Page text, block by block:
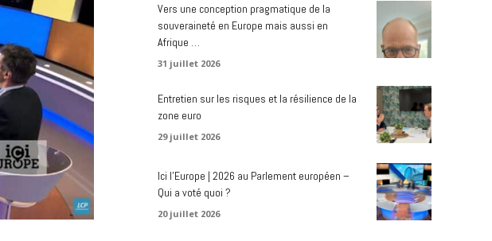
Vers une conception pragmatique de la
souveraineté en Europe mais aussi en
Afrique …
31 juillet 2026
Entretien sur les risques et la résilience de la
zone euro
29 juillet 2026
Ici l’Europe | 2026 au Parlement européen –
Qui a voté quoi ?
20 juillet 2026